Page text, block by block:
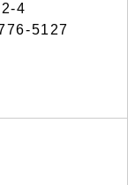
4
5127